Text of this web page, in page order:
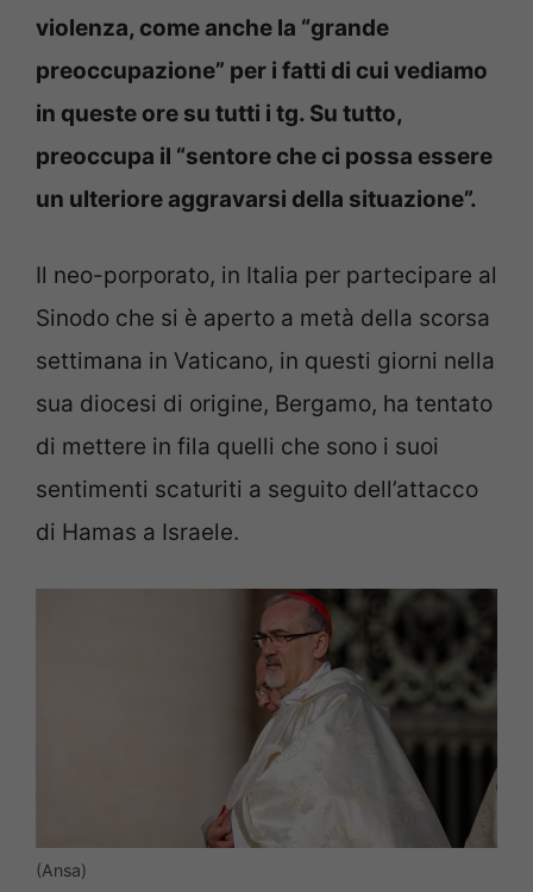
violenza, come anche la “grande
preoccupazione” per i fatti di cui vediamo
in queste ore su tutti i tg. Su tutto,
preoccupa il “sentore che ci possa essere
un ulteriore aggravarsi della situazione”.
Il neo-porporato, in Italia per partecipare al
Sinodo che si è aperto a metà della scorsa
settimana in Vaticano, in questi giorni nella
sua diocesi di origine, Bergamo, ha tentato
di mettere in fila quelli che sono i suoi
sentimenti scaturiti a seguito dell’attacco
di Hamas a Israele.
(Ansa)